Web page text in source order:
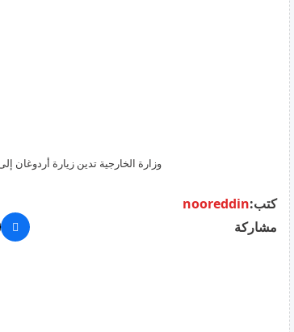
وزارة الخارجية تدين زيارة أردوغان
كتب:nooreddin
مشاركة